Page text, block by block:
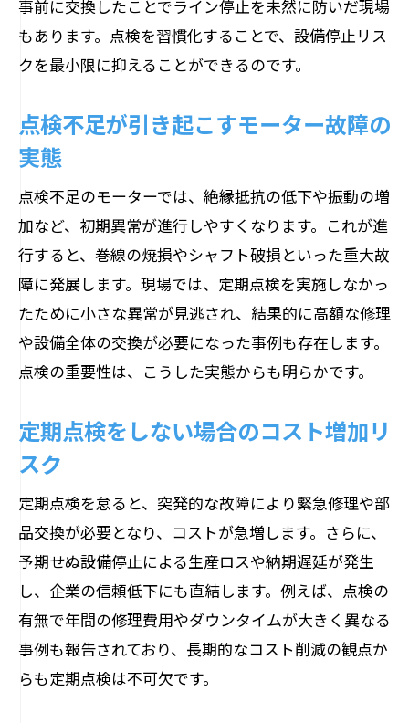
事前に交換したことでライン停止を未然に防いだ現場
もあります。点検を習慣化することで、設備停止リス
クを最小限に抑えることができるのです。
点検不足が引き起こすモーター故障の
実態
点検不足のモーターでは、絶縁抵抗の低下や振動の増
加など、初期異常が進行しやすくなります。これが進
行すると、巻線の焼損やシャフト破損といった重大故
障に発展します。現場では、定期点検を実施しなかっ
たために小さな異常が見逃され、結果的に高額な修理
や設備全体の交換が必要になった事例も存在します。
点検の重要性は、こうした実態からも明らかです。
定期点検をしない場合のコスト増加リ
スク
定期点検を怠ると、突発的な故障により緊急修理や部
品交換が必要となり、コストが急増します。さらに、
予期せぬ設備停止による生産ロスや納期遅延が発生
し、企業の信頼低下にも直結します。例えば、点検の
有無で年間の修理費用やダウンタイムが大きく異なる
事例も報告されており、長期的なコスト削減の観点か
らも定期点検は不可欠です。